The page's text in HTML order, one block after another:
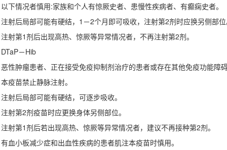
下情况者慎用:家族和个人有惊厥史者、患慢性疾病者、有癫痫史者。
射后局部可能有硬结，1－2个月即可吸收，注射第2剂时应换另侧部
射第1剂后出现高热、惊厥等异常情况者，不再注射第2剂。
－Hib
性肿瘤患者、正在接受免疫抑制剂治疗的患者或存在其他免疫功能障
疫苗禁止静脉注射。
射后局部可能有硬结，可逐步吸收。
射第2剂疫苗时应更换身体另侧部位。
射第1剂后若出现高热、惊厥等异常情况者，建议不再接种第2剂。
血小板减少症和出血性疾病的患者肌注本疫苗时慎用。